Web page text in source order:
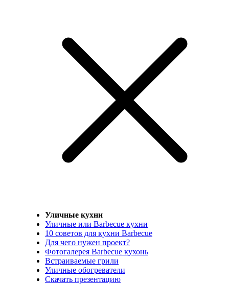
Уличные кухни
Уличные или Barbecue кухни
10 советов для кухни Barbecue
Для чего нужен проект?
Фотогалерея Barbecue кухонь
Встраиваемые грили
Уличные обогреватели
Скачать презентацию